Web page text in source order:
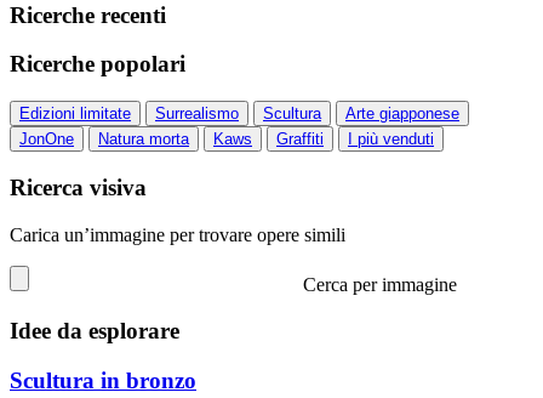
Ricerche recenti
Ricerche popolari
Edizioni limitate Surrealismo Scultura
Arte giapponese
JonOne
Natura morta Kaws Graffiti I più venduti
Ricerca visiva
Carica un’immagine per trovare opere simili
Cerca per immagine
Idee da esplorare
Scultura in bronzo